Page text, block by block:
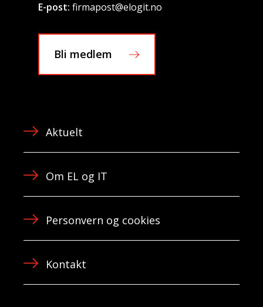
E-post: firmapost@elogit.no
Bli medlem
Aktuelt
Om EL og IT
Personvern og cookies
Kontakt